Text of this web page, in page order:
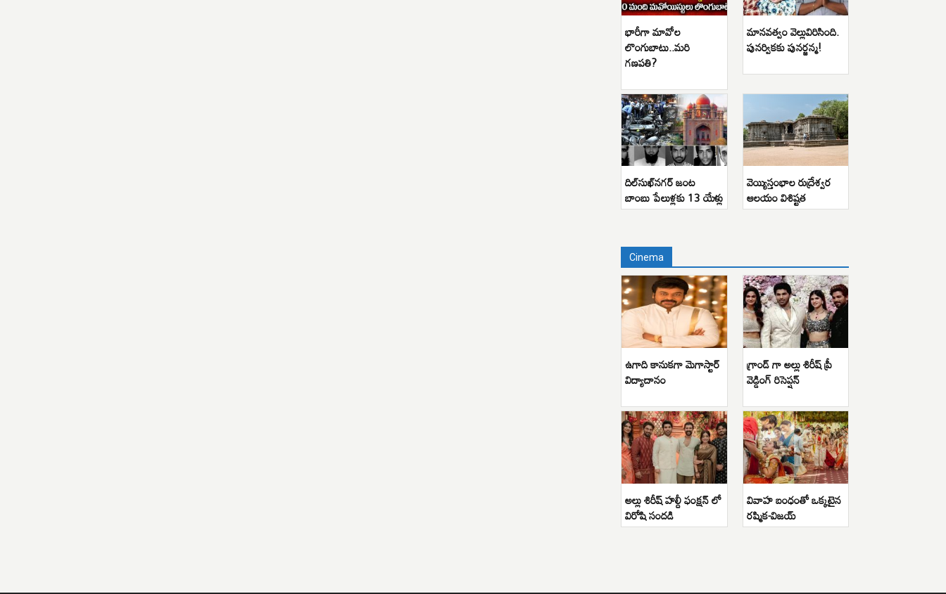
భారీగా మావోల
లొంగుబాటు..మరి
గణపతి?
మానవత్వం వెల్లువిరిసింది.
పునర్వికకు పునర్జన్మ!
దిల్‌సుఖ్‌నగర్ జంట
బాంబు పేలుళ్లకు 13 యేళ్లు
వెయ్యిస్తంభాల రుద్రేశ్వర
ఆలయం విశిష్టత
Cinema
ఉగాది కానుకగా మెగాస్టార్
విద్యాదానం
గ్రాండ్ గా అల్లు శిరీష్ ప్రీ
వెడ్డింగ్ రిసెప్షన్
అల్లు శిరీష్ హల్దీ ఫంక్షన్ లో
విరోషి సందడి
వివాహ బంధంతో ఒక్కటైన
రష్మిక-విజయ్